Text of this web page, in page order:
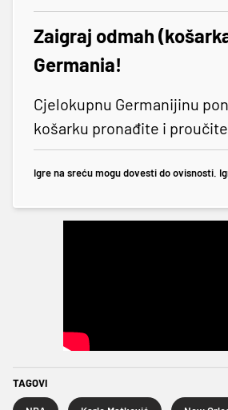
Zaigraj odmah
Germania!
Cjelokupnu Germanijinu
košarku pronađite i proučite
Igre na sreću mogu dovesti do ovisnosti.
TAGOVI